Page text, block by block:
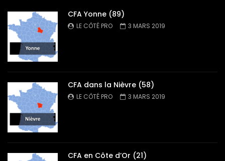
CFA Yonne (89)
LE CÔTÉ PRO 3 MARS 2019
CFA dans la Nièvre (58)
LE CÔTÉ PRO 3 MARS 2019
CFA en Côte d’Or (21)